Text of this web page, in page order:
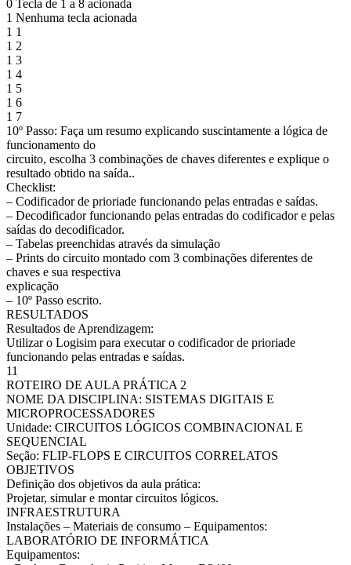
0 Tecla de 1 a 8 acionada
1 Nenhuma tecla acionada
1 1
1 2
1 3
1 4
1 5
1 6
1 7
10º Passo: Faça um resumo explicando suscintamente a lógica de
funcionamento do
circuito, escolha 3 combinações de chaves diferentes e explique o
resultado obtido na saída..
Checklist:
– Codificador de prioriade funcionando pelas entradas e saídas.
– Decodificador funcionando pelas entradas do codificador e pelas
saídas do decodificador.
– Tabelas preenchidas através da simulação
– Prints do circuito montado com 3 combinações diferentes de
chaves e sua respectiva
explicação
– 10º Passo escrito.
RESULTADOS
Resultados de Aprendizagem:
Utilizar o Logisim para executar o codificador de prioriade
funcionando pelas entradas e saídas.
11
ROTEIRO DE AULA PRÁTICA 2
NOME DA DISCIPLINA: SISTEMAS DIGITAIS E
MICROPROCESSADORES
Unidade: CIRCUITOS LÓGICOS COMBINACIONAL E
SEQUENCIAL
Seção: FLIP-FLOPS E CIRCUITOS CORRELATOS
OBJETIVOS
Definição dos objetivos da aula prática:
Projetar, simular e montar circuitos lógicos.
INFRAESTRUTURA
Instalações – Materiais de consumo – Equipamentos:
LABORATÓRIO DE INFORMÁTICA
Equipamentos: